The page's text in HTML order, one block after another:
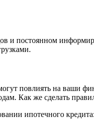
и постоянном
повлиять на ваши
Как же сделать
ипотечного кредита: